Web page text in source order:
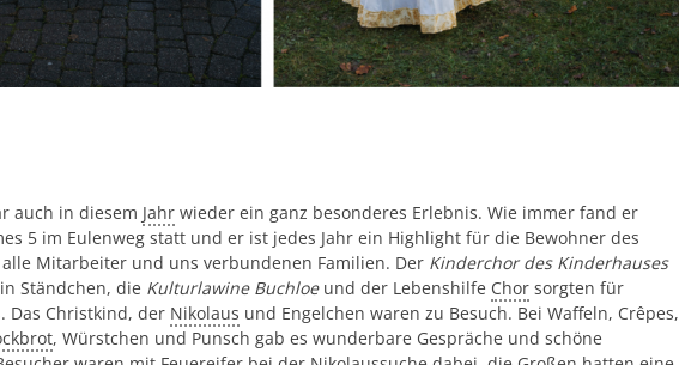
auch in diesem Jahr wieder ein ganz besonderes Erlebnis. Wie immer fand er
5 im Eulenweg statt und er ist jedes Jahr ein Highlight für die Bewohner des
Mitarbeiter und uns verbundenen Familien. Der Kinderchor des Kinderhauses
Ständchen, die Kulturlawine Buchloeund der Lebenshilfe Chor sorgten für
Das Christkind, der Nikolaus und Engelchen waren zu Besuch. Bei Waffeln, Crêpes,
, Würstchen und Punsch gab es wunderbare Gespräche und schöne